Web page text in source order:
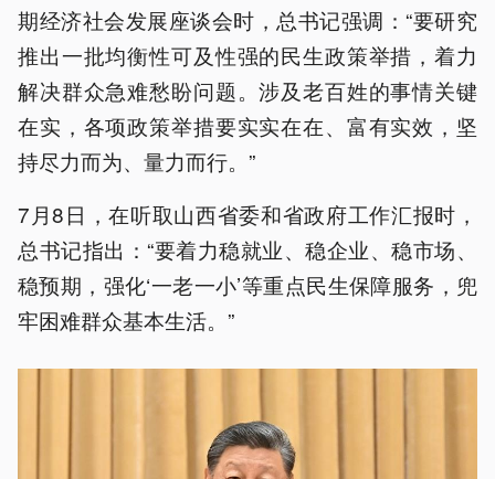
期经济社会发展座谈会时，总书记强调：“要研究
推出一批均衡性可及性强的民生政策举措，着力
解决群众急难愁盼问题。涉及老百姓的事情关键
在实，各项政策举措要实实在在、富有实效，坚
持尽力而为、量力而行。”
7月8日，在听取山西省委和省政府工作汇报时，
总书记指出：“要着力稳就业、稳企业、稳市场、
稳预期，强化‘一老一小’等重点民生保障服务，兜
牢困难群众基本生活。”